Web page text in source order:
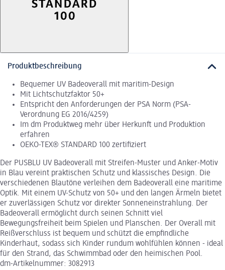
Produktbeschreibung
Bequemer UV Badeoverall mit maritim-Design
Mit Lichtschutzfaktor 50+
Entspricht den Anforderungen der PSA Norm (PSA-
Verordnung EG 2016/4259)
Im dm Produktweg mehr über Herkunft und Produktion
erfahren
OEKO-TEX® STANDARD 100 zertifiziert
Der PUSBLU UV Badeoverall mit Streifen-Muster und Anker-Motiv
in Blau vereint praktischen Schutz und klassisches Design. Die
verschiedenen Blautöne verleihen dem Badeoverall eine maritime
Optik. Mit einem UV-Schutz von 50+ und den langen Ärmeln bietet
er zuverlässigen Schutz vor direkter Sonneneinstrahlung. Der
Badeoverall ermöglicht durch seinen Schnitt viel
Bewegungsfreiheit beim Spielen und Planschen. Der Overall mit
Reißverschluss ist bequem und schützt die empfindliche
Kinderhaut, sodass sich Kinder rundum wohlfühlen können - ideal
für den Strand, das Schwimmbad oder den heimischen Pool.
dm-Artikelnummer: 3082913